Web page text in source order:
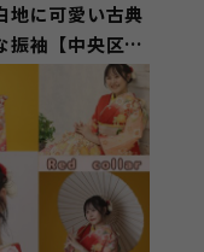
地に可愛い古典
振袖【中央区湖